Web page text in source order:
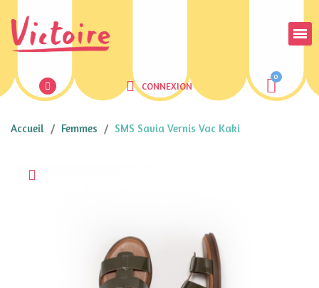
CONNEXION
Accueil Femmes SMS Savia Vernis Vac Kaki